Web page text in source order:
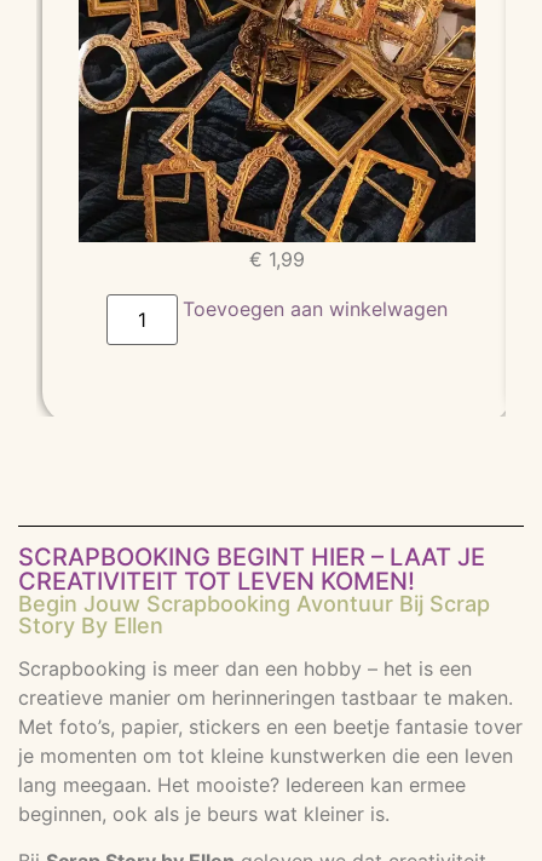
€ 1,99
Toevoegen aan winkelwagen
SCRAPBOOKING BEGINT HIER – LAAT JE
CREATIVITEIT TOT LEVEN KOMEN!
Begin Jouw Scrapbooking Avontuur Bij Scrap
Story By Ellen
Scrapbooking is meer dan een hobby – het is een
creatieve manier om herinneringen tastbaar te maken.
Met foto’s, papier, stickers en een beetje fantasie tover
je momenten om tot kleine kunstwerken die een leven
lang meegaan. Het mooiste? Iedereen kan ermee
beginnen, ook als je beurs wat kleiner is.